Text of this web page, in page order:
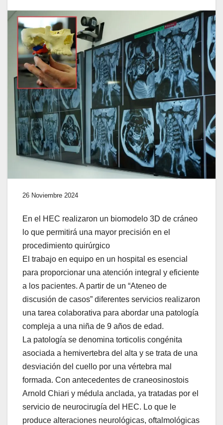
26 Noviembre 2024
En el HEC realizaron un biomodelo 3D de cráneo
lo que permitirá una mayor precisión en el
procedimiento quirúrgico
El trabajo en equipo en un hospital es esencial
para proporcionar una atención integral y eficiente
a los pacientes. A partir de un “Ateneo de
discusión de casos” diferentes servicios realizaron
una tarea colaborativa para abordar una patología
compleja a una niña de 9 años de edad.
La patología se denomina torticolis congénita
asociada a hemivertebra del alta y se trata de una
desviación del cuello por una vértebra mal
formada. Con antecedentes de craneosinostois
Arnold Chiari y médula anclada, ya tratadas por el
servicio de neurocirugía del HEC. Lo que le
produce alteraciones neurológicas, oftalmológicas